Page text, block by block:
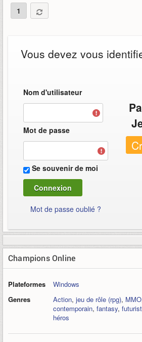
1
Vous devez vous
Nom d'utilisateur
Mot de passe
Se souvenir de moi
Mot de passe oublié ?
Champions Online
Plateformes
Windows
Genres
Action, jeu de rôle (rpg), MMO
contemporain, fantasy,
héros